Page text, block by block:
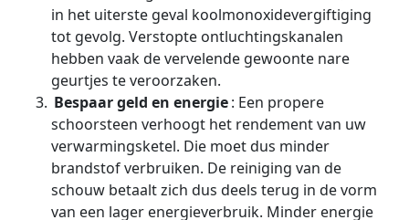
in het uiterste geval koolmonoxidevergiftiging
tot gevolg. Verstopte ontluchtingskanalen
hebben vaak de vervelende gewoonte nare
geurtjes te veroorzaken.
Bespaar geld en energie: Een propere
schoorsteen verhoogt het rendement van uw
verwarmingsketel. Die moet dus minder
brandstof verbruiken. De reiniging van de
schouw betaalt zich dus deels terug in de vorm
van een lager energieverbruik. Minder energie